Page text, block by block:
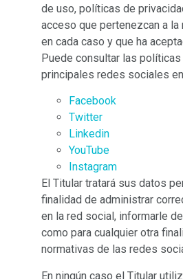
de uso, políticas de
acceso que pertenezcan a
en cada caso y que ha
Puede consultar las
principales redes sociales
Facebook
Twitter
Linkedin
YouTube
Instagram
El Titular tratará sus datos
finalidad de administrar
en la red social, informarle
como para cualquier otra
normativas de las redes
En ningún caso el Titular